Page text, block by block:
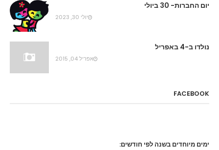
יום החברות- 30 ביולי
יולי 30, 2023
נולדו ב-4 באפריל
אפריל 04, 2015
FACEBOOK
ימים מיוחדים בשנה לפי חודשים: